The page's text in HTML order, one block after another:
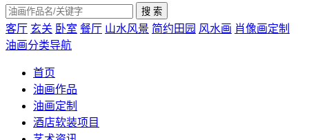
客厅 玄关 卧室 餐厅 山水风景 简约田园 风水画 肖像画定制
油画分类导航
首页
油画作品
油画定制
酒店软装项目